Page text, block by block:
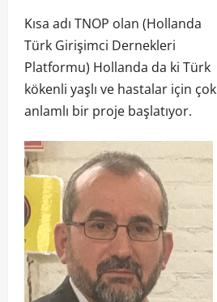
Kısa adı TNOP olan (Hollanda
Türk Girişimci Dernekleri
Platformu) Hollanda da ki Türk
kökenli yaşlı ve hastalar için çok
anlamlı bir proje başlatıyor.